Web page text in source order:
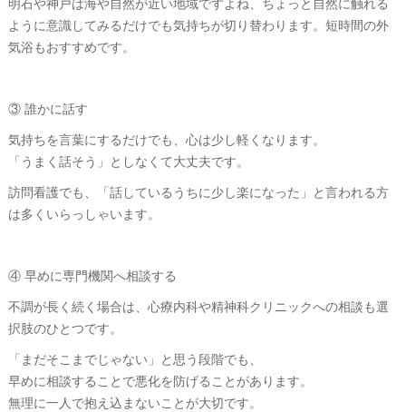
ように意識してみるだけでも気持ちが切り替わります。短時間の外
気浴もおすすめです。
③ 誰かに話す
気持ちを言葉にするだけでも、心は少し軽くなります。
「うまく話そう」としなくて大丈夫です。
訪問看護でも、「話しているうちに少し楽になった」と言われる方
は多くいらっしゃいます。
④ 早めに専門機関へ相談する
不調が長く続く場合は、心療内科や精神科クリニックへの相談も選
択肢のひとつです。
「まだそこまでじゃない」と思う段階でも、
早めに相談することで悪化を防げることがあります。
無理に一人で抱え込まないことが大切です。